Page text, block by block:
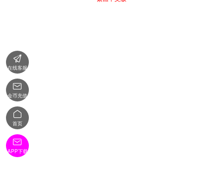

在线客服

金币充值

首页

APP下载